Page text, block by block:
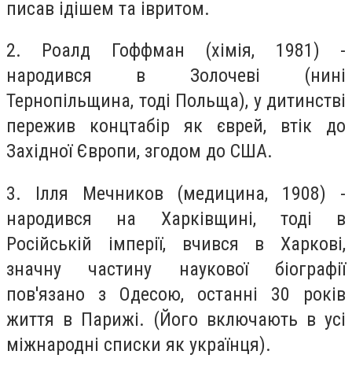
писав ідішем та івритом.
2. Роалд Гоффман (хімія, 1981) -
народився в Золочеві (нині
Тернопільщина, тоді Польща), у дитинстві
пережив концтабір як єврей, втік до
Західної Європи, згодом до США.
3. Ілля Мечников (медицина, 1908) -
народився на Харківщині, тоді в
Російській імперії, вчився в Харкові,
значну частину наукової біографії
пов'язано з Одесою, останні 30 років
життя в Парижі. (Його включають в усі
міжнародні списки як українця).